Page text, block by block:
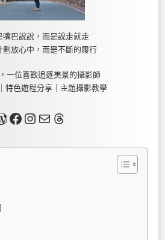
嘴巴說說，而是說走就走
劃放心中，而是不斷的履行
一位喜歡追逐美景的攝影師
特色遊程分享｜主題攝影教學
Facebook InstagramMail Threads